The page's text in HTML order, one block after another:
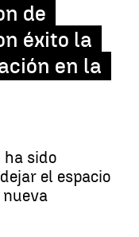
de
éxito la
en la
ha sido
el espacio